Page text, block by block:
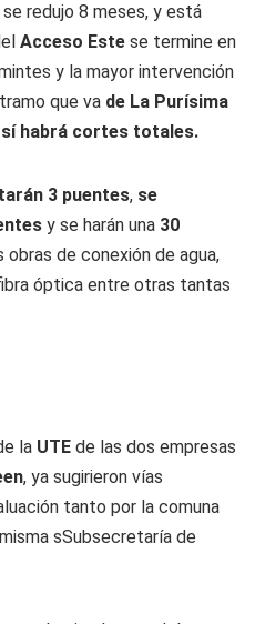
redujo 8 meses, y está
Acceso Este se termine en
y la mayor intervención
que va de La Purísima
sí habrá cortes totales.
3 puentes, se
y se harán una 30
obras de conexión de agua,
óptica entre otras tantas
la UTE de las dos empresas
, ya sugirieron vías
tanto por la comuna
sSubsecretaría de